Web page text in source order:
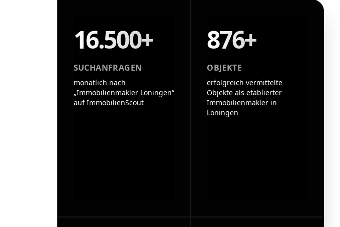
16.500+
SUCHANFRAGEN
monatlich nach
„Immobilienmakler Löningen“
auf ImmobilienScout
876+
OBJEKTE
erfolgreich vermittelte
Objekte als etablierter
Immobilienmakler in
Löningen